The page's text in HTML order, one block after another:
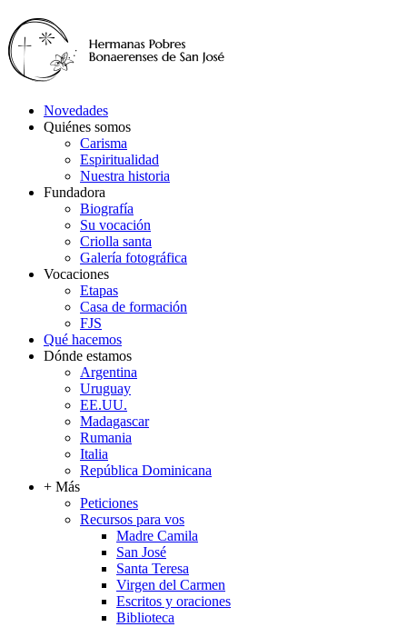
Novedades
Quiénes somos
Carisma
Espiritualidad
Nuestra historia
Fundadora
Biografía
Su vocación
Criolla santa
Galería fotográfica
Vocaciones
Etapas
Casa de formación
FJS
Qué hacemos
Dónde estamos
Argentina
Uruguay
EE.UU.
Madagascar
Rumania
Italia
República Dominicana
+ Más
Peticiones
Recursos para vos
Madre Camila
San José
Santa Teresa
Virgen del Carmen
Escritos y oraciones
Biblioteca